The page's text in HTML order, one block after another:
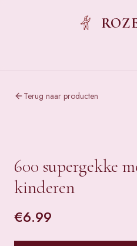
Terug naar producten
600 supergekke
kinderen
€6.99